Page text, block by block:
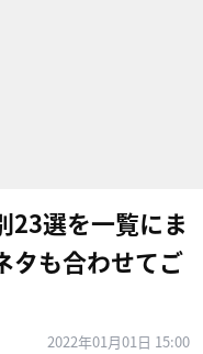
23選を一覧にま
タも合わせてご
2022年01月01日 15:00